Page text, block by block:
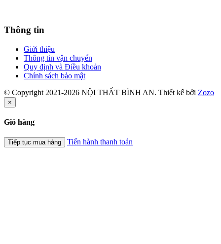
Thông tin
Giới thiệu
Thông tin vận chuyển
Quy định và Điều khoản
Chính sách bảo mật
© Copyright 2021-2026 NỘI THẤT BÌNH AN. Thiết kế bởi Zozo
×
Giỏ hàng
Tiếp tục mua hàng Tiến hành thanh toán